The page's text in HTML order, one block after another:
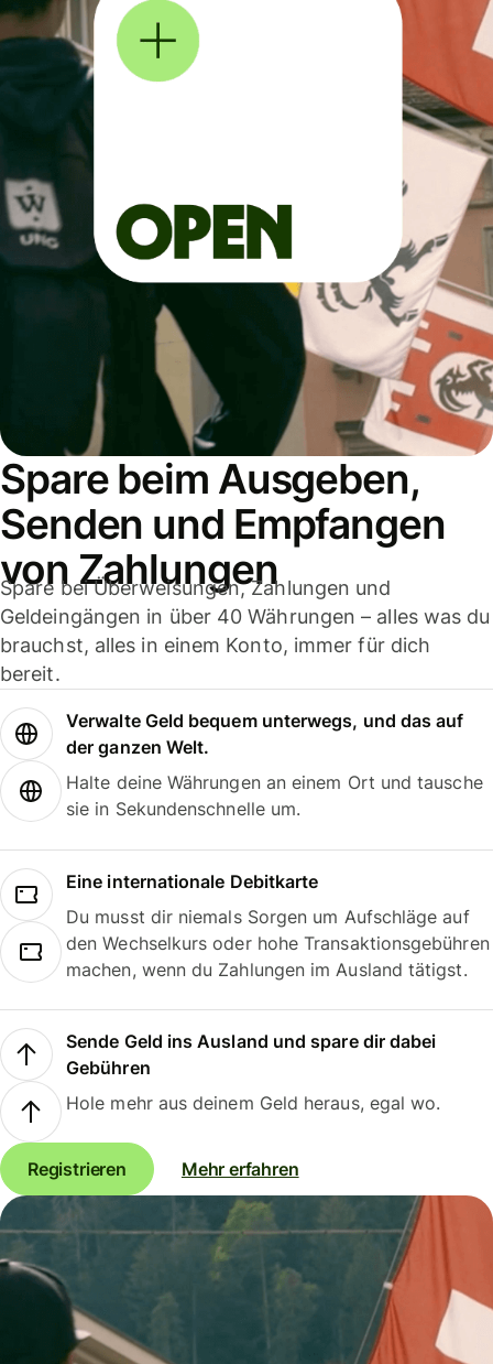
Spare beim Ausgeben,
Senden und Empfangen
von Zahlungen
Spare bei Überweisungen, Zahlungen und
Geldeingängen in über 40 Währungen – alles was du
brauchst, alles in einem Konto, immer für dich
bereit.
Verwalte Geld bequem unterwegs, und das auf
der ganzen Welt.
Halte deine Währungen an einem Ort und tausche
sie in Sekundenschnelle um.
Eine internationale Debitkarte
Du musst dir niemals Sorgen um Aufschläge auf
den Wechselkurs oder hohe Transaktionsgebühren
machen, wenn du Zahlungen im Ausland tätigst.
Sende Geld ins Ausland und spare dir dabei
Gebühren
Hole mehr aus deinem Geld heraus, egal wo.
Registrieren Mehr erfahren